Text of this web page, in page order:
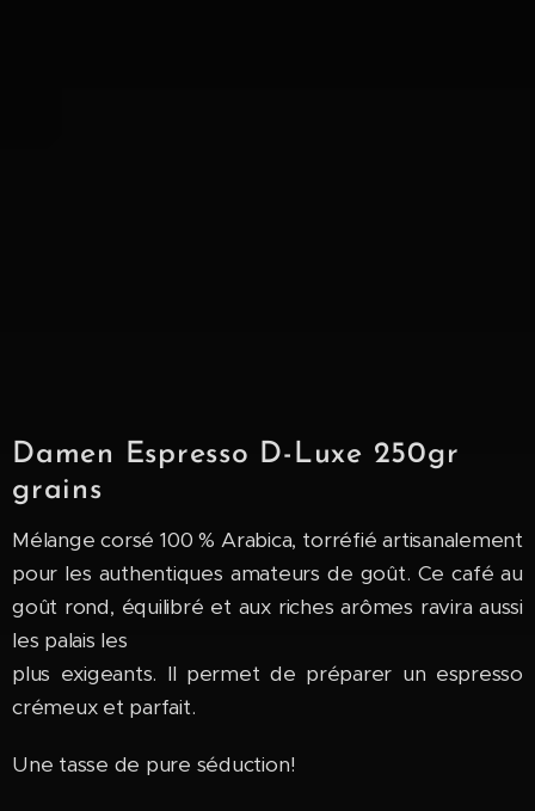
Damen Espresso D-Luxe 250gr
grains
Mélange corsé 100 % Arabica, torréfié artisanalement
pour les authentiques amateurs de goût. Ce café au
goût rond, équilibré et aux riches arômes ravira aussi
les palais les
plus exigeants. Il permet de préparer un espresso
crémeux et parfait.
Une tasse de pure séduction!